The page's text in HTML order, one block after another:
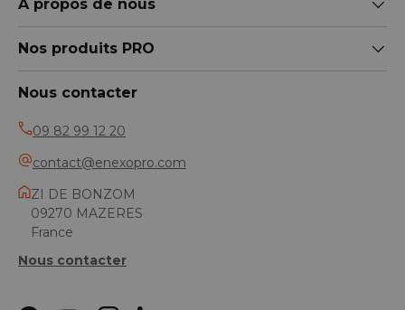
A propos de nous
Nos produits PRO
Nous contacter
09 82 99 12 20
contact@enexopro.com
ZI DE BONZOM
09270 MAZERES
France
Nous contacter